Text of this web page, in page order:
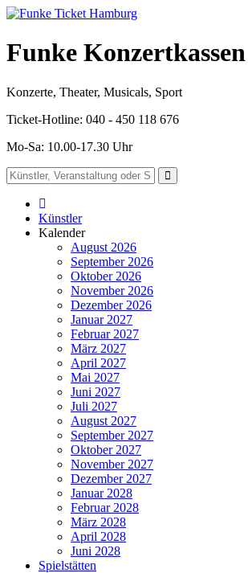
Funke Konzertkassen
Konzerte, Theater, Musicals, Sport
Ticket-Hotline: 040 - 450 118 676
Mo-Sa: 10.00-17.30 Uhr
Künstler
Kalender
August 2026
September 2026
Oktober 2026
November 2026
Dezember 2026
Januar 2027
Februar 2027
März 2027
April 2027
Mai 2027
Juni 2027
Juli 2027
August 2027
September 2027
Oktober 2027
November 2027
Dezember 2027
Januar 2028
Februar 2028
März 2028
April 2028
Juni 2028
Spielstätten